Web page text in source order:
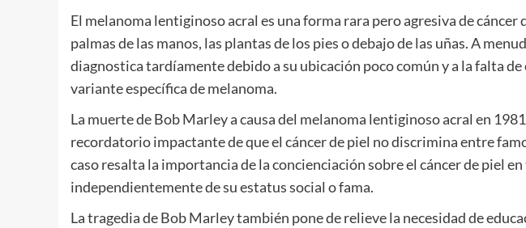
El melanoma lentiginoso acral es una forma rara pero agresiva de cáncer
palmas de las manos, las plantas de los pies o debajo de las uñas. A
diagnostica tardíamente debido a su ubicación poco común y a la falta
variante específica de melanoma.
La muerte de Bob Marley a causa del melanoma lentiginoso acral en
recordatorio impactante de que el cáncer de piel no discrimina entre
caso resalta la importancia de la concienciación sobre el cáncer de piel
independientemente de su estatus social o fama.
La tragedia de Bob Marley también pone de relieve la necesidad de